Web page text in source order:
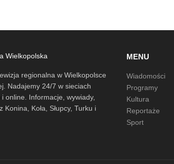
regionalna w Wielkopolsce
Nadajemy 24/7 w sieciach
online. Informacje, wywiady,
Konina, Koła, Słupcy, Turku i
MENU
Wiadomości
Programy
Kultura
Reportaże
Sport